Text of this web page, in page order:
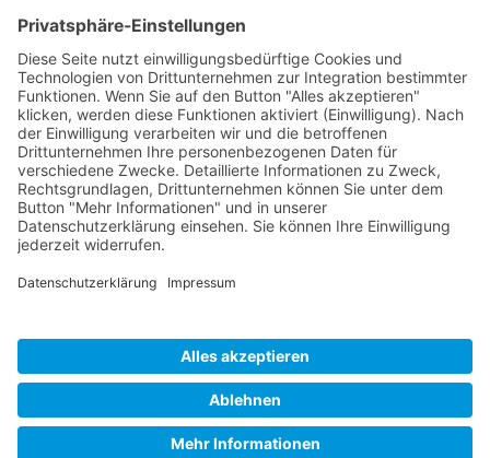
Kontakt
Marcel-Breuer-Ring 25
99085 Erfurt
0361/2620627
vorstand@th.wir-pflegen.net
Unterstützen
Mitglied werden
Kontakt Datenschutz
Jetzt Spenden!